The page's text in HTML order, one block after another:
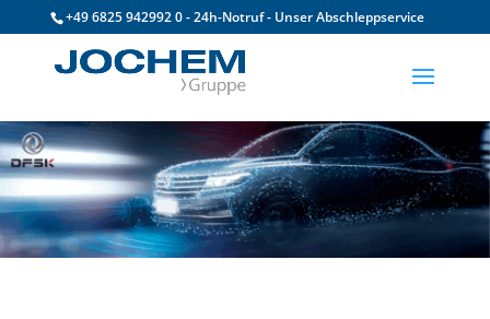
+49 6825 942992 0 - 24h-Notruf - Unser Abschleppservice